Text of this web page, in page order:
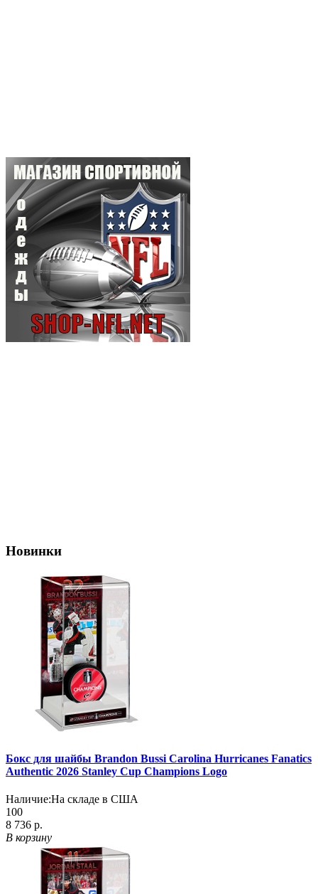
Новинки
Бокс для шайбы Brandon Bussi Carolina Hurricanes Fanatics
Authentic 2026 Stanley Cup Champions Logo
Наличие:На складе в США
100
8 736 р.
В корзину